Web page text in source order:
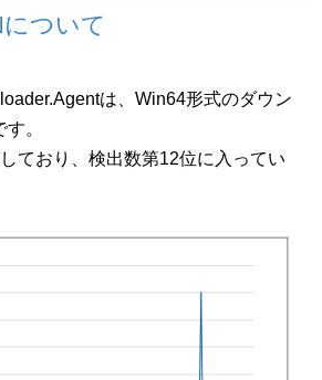
ついて
は、Win64形式のダウン
。
ており、検出数第12位に入ってい